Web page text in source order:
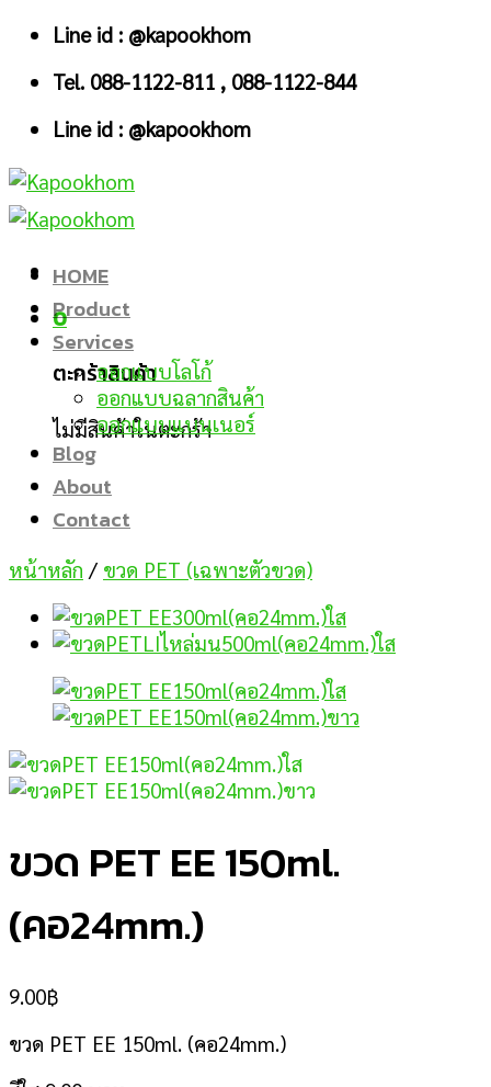
Skip
content
Line id : @kapookhom
Tel. 088-1122-811 , 088-1122-844
Line id : @kapookhom
0
ตะกร้าสินค้า
ไม่มีสินค้าในตะกร้า
HOME
Product
Services
ออกแบบโลโก้
ออกแบบฉลากสินค้า
ออกแบบแบนเนอร์
Blog
About
Contact
หน้าหลัก / ขวด PET (เฉพาะตัวขวด)
ขวด PET EE 150ml.
(คอ24mm.)
9.00฿
ขวด PET EE 150ml. (คอ24mm.)